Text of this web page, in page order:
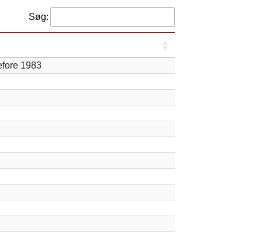
Søg:
1983